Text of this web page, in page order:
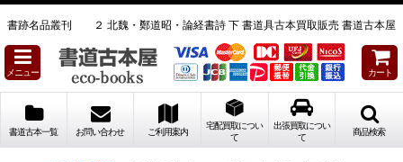
書跡名品叢刊 ２ 北魏・鄭道昭・論経書詩 下 書道具古本買取販売 書道古本屋
メニュー カート
書道古本一覧 お問い合わせ ご利用案内
宅配買取につい
て
出張買取につい
て
商品検索